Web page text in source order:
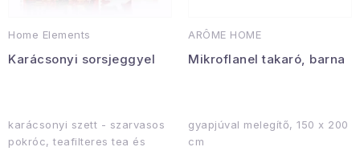
Veľkoobchodná spolupráca
Hogyan kell panaszkodni / visszaadni az áruka
Kereskedelem feltételes
Információ a mellékletről
j
a
z
é
Home Elements
Karácsonyi sorsjeggyel
karácsonyi szett - szarvasos
pokróc, teafilteres tea és
ARÔME HOME
Mikroflanel takaró, barna
gyapjúval melegítő, 150 x 200
cm